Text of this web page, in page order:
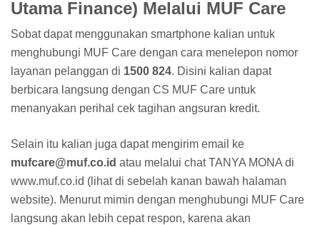
Utama Finance) Melalui MUF Care
Sobat dapat menggunakan smartphone kalian untuk
menghubungi MUF Care dengan cara menelepon nomor
layanan pelanggan di 1500 824. Disini kalian dapat
berbicara langsung dengan CS MUF Care untuk
menanyakan perihal cek tagihan angsuran kredit.
Selain itu kalian juga dapat mengirim email ke
mufcare@muf.co.id atau melalui chat TANYA MONA di
www.muf.co.id (lihat di sebelah kanan bawah halaman
website). Menurut mimin dengan menghubungi MUF Care
langsung akan lebih cepat respon, karena akan